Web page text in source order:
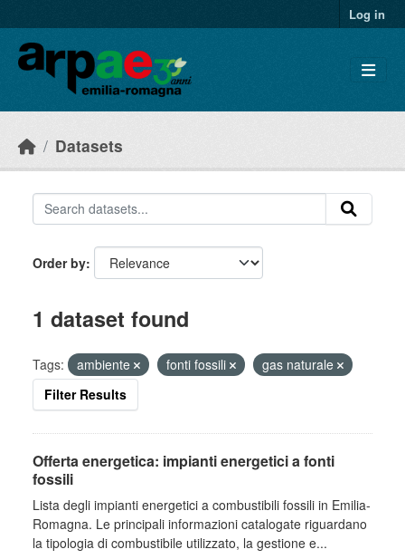
Log in
Datasets
Order by
1 dataset found
Tags: ambiente fonti fossili
gas naturale
Filter Results
Offerta energetica: impianti energetici a fonti
fossili
Lista degli impianti energetici a combustibili fossili in Emilia-
Romagna. Le principali informazioni catalogate riguardano
la tipologia di combustibile utilizzato, la gestione e...